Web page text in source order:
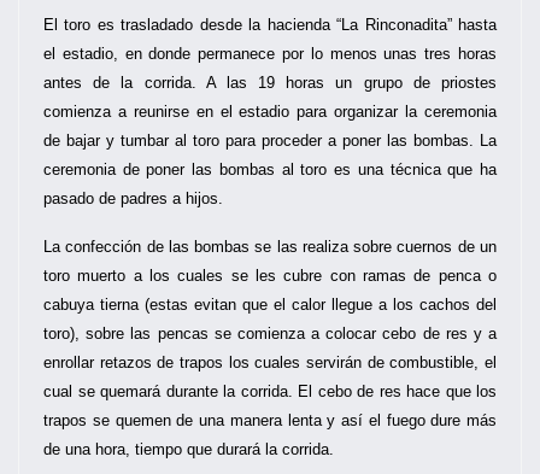
El toro es trasladado desde la hacienda “La Rinconadita” hasta
el estadio, en donde permanece por lo menos unas tres horas
antes de la corrida. A las 19 horas un grupo de priostes
comienza a reunirse en el estadio para organizar la ceremonia
de bajar y tumbar al toro para proceder a poner las bombas. La
ceremonia de poner las bombas al toro es una técnica que ha
pasado de padres a hijos.
La confección de las bombas se las realiza sobre cuernos de un
toro muerto a los cuales se les cubre con ramas de penca o
cabuya tierna (estas evitan que el calor llegue a los cachos del
toro), sobre las pencas se comienza a colocar cebo de res y a
enrollar retazos de trapos los cuales servirán de combustible, el
cual se quemará durante la corrida. El cebo de res hace que los
trapos se quemen de una manera lenta y así el fuego dure más
de una hora, tiempo que durará la corrida.